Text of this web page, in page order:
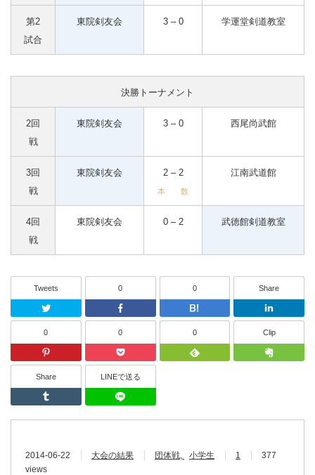
第2
試合
東院剣友会 3 – 0 学運堂剣道教室
決勝トーナメント
2回
戦
東院剣友会 3 – 0 西尾尚武館
3回
戦
東院剣友会 2 – 2
本 数
江南武道館
4回
戦
東院剣友会 0 – 2 武徳館剣道教室
Tweets
Twitter
0
Facebook
0
はてなブッ
Share
0
Pinterest
0
Pocket
0
Feedly
Clip
Share
Tumblr
LINEで送る
2014-06-22 大会の結果 団体戦 小学生 1
377
views